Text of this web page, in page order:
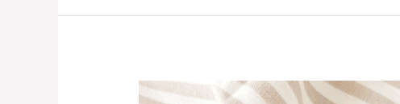
Soufflés